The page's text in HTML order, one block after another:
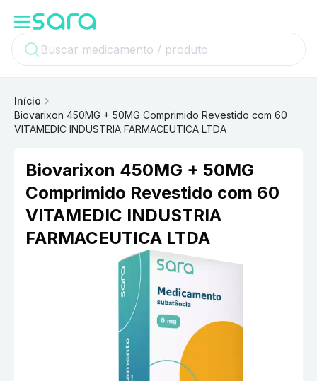
Início
Biovarixon 450MG + 50MG Comprimido Revestido com 60
VITAMEDIC INDUSTRIA FARMACEUTICA LTDA
Biovarixon 450MG + 50MG
Comprimido Revestido com 60
VITAMEDIC INDUSTRIA
FARMACEUTICA LTDA